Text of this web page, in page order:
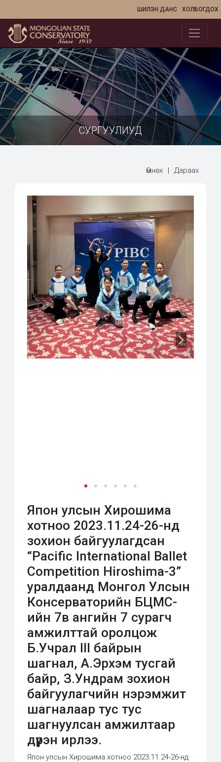
ХОЛБОГДОХ
ШИЛЭН ДАНС
СУРГУУЛИУД
Өмнөх | Дараах
Япон улсын Хирошима
хотноо 2023.11.24-26-нд
зохион байгуулагдсан
“Pacific International Ballet
Competition Hiroshima-3”
уралдаанд Монгол Улсын
Консерваторийн БЦМС-
ийн 7в ангийн 7 сурагч
амжилттай оролцож
Б.Учрал III байрын
шагнал, А.Эрхэм тусгай
байр, З.Ундрам зохион
байгуулагчийн нэрэмжит
шагналаар тус тус
шагнуулсан амжилтаар
дүүрэн ирлээ.
Япон улсын Хирошима хотноо 2023.11.24-26-нд